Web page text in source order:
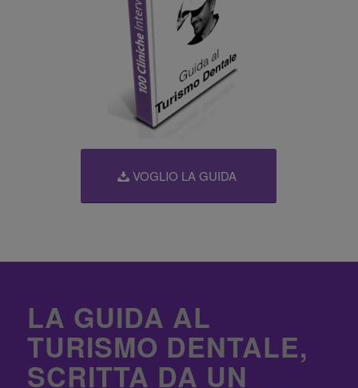
VOGLIO LA GUIDA
LA GUIDA AL
TURISMO DENTALE,
SCRITTA DA UN